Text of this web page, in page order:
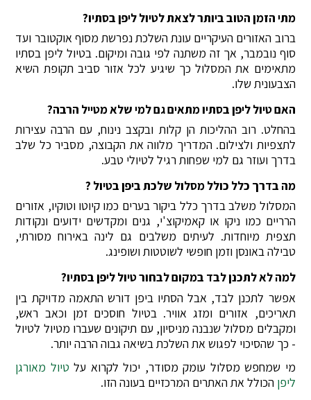
מתי הזמן הטוב ביותר לצאת לטיול ליפן בסתיו?
ברוב האזורים העיקריים עונת השלכת נפרשת מסוף אוקטובר ועד
סוף נובמבר, אך זה משתנה לפי גובה ומיקום. בטיול ליפן בסתיו
מתאימים את המסלול כך שיגיע לכל אזור סביב תקופת השיא
הצבעונית שלו.
האם טיול ליפן בסתיו מתאים גם למי שלא מטייל הרבה?
בהחלט. רוב ההליכות הן קלות ובקצב נינוח, עם הרבה עצירות
לתצפיות ולצילום. המדריך מלווה את הקבוצה, מסביר כל שלב
בדרך ועוזר גם למי שפחות רגיל לטיולי טבע.
מה בדרך כלל כולל מסלול שלכת ביפן בטיול ?
המסלול משלב בדרך כלל ביקור בערים כמו קיוטו וטוקיו, אזורים
הרריים כמו ניקו או קאמיקוצ'י, גנים ומקדשים ידועים ונקודות
תצפית מיוחדות. לעיתים משלבים גם לינה באירוח מסורתי,
טבילה באונסן וזמן חופשי לשוטטות ושופינג.
למה לא לתכנן לבד במקום לבחור טיול ליפן בסתיו?
אפשר לתכנן לבד, אבל הסתיו ביפן דורש התאמה מדויקת בין
תאריכים, אזורים ומזג אוויר. בטיול חוסכים זמן וכאב ראש,
ומקבלים מסלול שנבנה מניסיון, עם תיקונים שעברו מטיול לטיול
- כך שהסיכוי לפגוש את השלכת בשיאה גבוה הרבה יותר.
מי שמחפש מסלול עומק מסודר, יכול לקרוא על טיול מאורגן
ליפן הכולל את האתרים המרכזיים בעונה הזו.